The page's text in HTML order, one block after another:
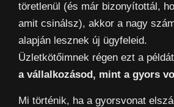
töretlenül (és már bizonyítottál,
amit csinálsz), akkor a nagy
alapján lesznek új ügyfeleid.
Üzletkötőimnek régen ezt a
a vállalkozásod, mint a gyors
Mi történik, ha a gyorsvonat